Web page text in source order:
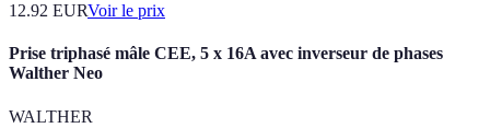
12.92 EURVoir le prix
Prise triphasé mâle CEE, 5 x 16A avec inverseur de phases
Walther Neo
WALTHER